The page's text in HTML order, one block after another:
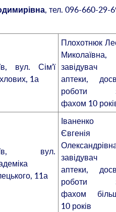
, тел. 096-660-29-
вул. Сім’ї
1а
Плохотнюк
Миколаївна,
завідувач
аптеки,
роботи
фахом 10
вул.
11а
Іваненко
Євгенія
завідувач
аптеки,
роботи
фахом
10 років